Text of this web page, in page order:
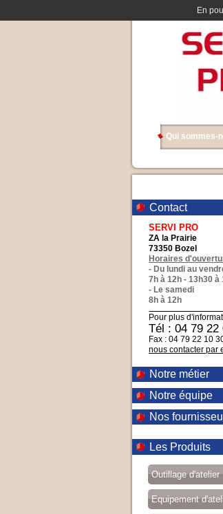
En
Qui sommes-
Contact
SERVI PRO
ZA la Prairie
73350 Bozel
Horaires
- Du lundi au
7h à 12h - 13h30 à
- Le samedi
8h à 12h
Pour plus
Tél : 04 79 22
Fax : 04 79 22 10
nous contacter par
Notre métier
Notre équipe
Nos
Les Produits
Outillage d'atelier
Equipement